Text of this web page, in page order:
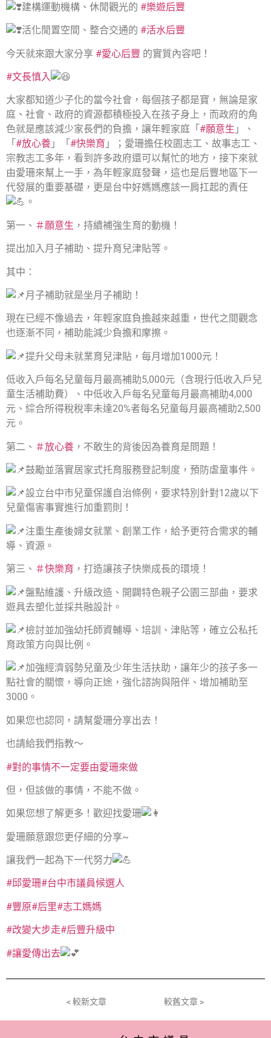
建構運動機構、休閒觀光的 #樂遊后豐
活化閒置空間、整合交通的 #活水后豐
今天就來跟大家分享 #愛心后豐 的實質內容吧！
#文長慎入
大家都知道少子化的當今社會，每個孩子都是寶，無論是家
庭、社會、政府的資源都積極投入在孩子身上，而政府的角
色就是應該減少家長們的負擔，讓年輕家庭「 #願意生 」、
「 #放心養 」「 #快樂育 」；愛珊擔任校園志工、故事志工、
宗教志工多年，看到許多政府還可以幫忙的地方，接下來就
由愛珊來幫上一手，為年輕家庭發聲，這也是后豐地區下一
代發展的重要基礎，更是台中好媽媽應該一肩扛起的責任
。
第一、 ＃願意生 ，持續補強生育的動機！
提出加入月子補助、提升育兒津貼等。
其中：
月子補助就是坐月子補助！
現在已經不像過去，年輕家庭負擔越來越重，世代之間觀念
也逐漸不同，補助能減少負擔和摩擦。
提升父母未就業育兒津貼，每月增加1000元！
低收入戶每名兒童每月最高補助5,000元（含現行低收入戶兒
童生活補助費）、中低收入戶每名兒童每月最高補助4,000
元、綜合所得稅稅率未達20%者每名兒童每月最高補助2,500
元。
第二、 ＃放心養 ，不敢生的背後因為養育是問題！
鼓勵並落實居家式托育服務登記制度，預防虐童事件。
設立台中市兒童保護自治條例，要求特別針對12歲以下
兒童傷害事實進行加重罰則！
注重生產後婦女就業、創業工作，給予更符合需求的輔
導、資源。
第三、 ＃快樂育 ，打造讓孩子快樂成長的環境！
盤點維護、升級改造、開闢特色親子公園三部曲，要求
遊具去塑化並採共融設計。
檢討並加強幼托師資輔導、培訓、津貼等，確立公私托
育政策方向與比例。
加強經濟弱勢兒童及少年生活扶助，讓年少的孩子多一
點社會的關懷，導向正途，強化諮詢與陪伴、增加補助至
3000。
如果您也認同，請幫愛珊分享出去！
也請給我們指教～
#對的事情不一定要由愛珊來做
但，但該做的事情，不能不做。
如果您想了解更多！歡迎找愛珊
愛珊願意跟您更仔細的分享~
讓我們一起為下一代努力
#邱愛珊#台中市議員候選人
#豐原#后里#志工媽媽
#改變大步走#后豐升級中
#讓愛傳出去
< 較新文章 較舊文章 >